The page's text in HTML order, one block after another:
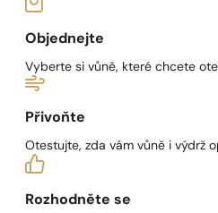
Objednejte
Vyberte si vůně, které chcete
Přivoňte
Otestujte, zda vám vůně i výdrž
Rozhodněte se